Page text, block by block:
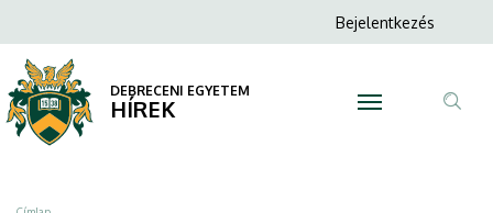
da
Vinci
2.0
–
a
tartalomra
Anonim
menüje
Bejelentkezés
DEBRECENI EGYETEM
HÍREK